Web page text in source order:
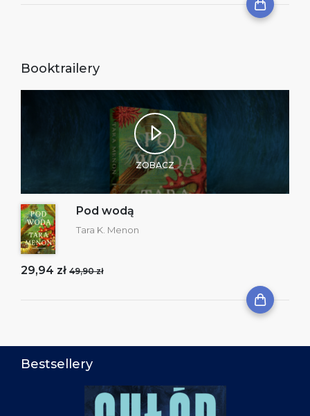
Booktrailery
ZOBACZ
Pod wodą
Tara K. Menon
29,94 zł 49,90 zł
Bestsellery